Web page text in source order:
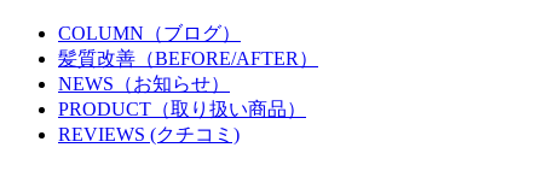
COLUMN（ブログ）
髪質改善（BEFORE/AFTER）
NEWS（お知らせ）
PRODUCT（取り扱い商品）
REVIEWS (クチコミ)